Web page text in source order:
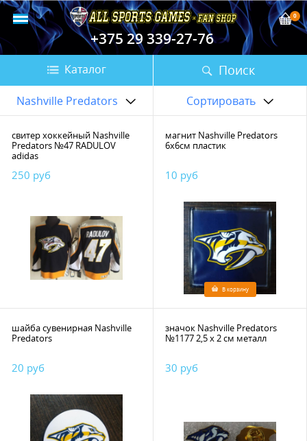
+375 29 339-27-76
Поиск
0
Каталог
Nashville Predators Сортировать
свитер хоккейный Nashville
Predators №47 RADULOV
adidas
250 руб
магнит Nashville Predators
6х6см пластик
10 руб
В корзину
шайба сувенирная Nashville
Predators
20 руб
значок Nashville Predators
№1177 2,5 х 2 см металл
30 руб